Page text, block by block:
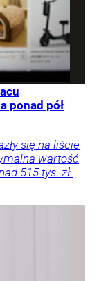
ponad pół
się na liście
wartość
515 tys. zł.